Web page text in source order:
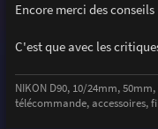
Encore merci des conseils
C'est que avec les
NIKON D90, 10/24mm,
télécommande, accessoires,